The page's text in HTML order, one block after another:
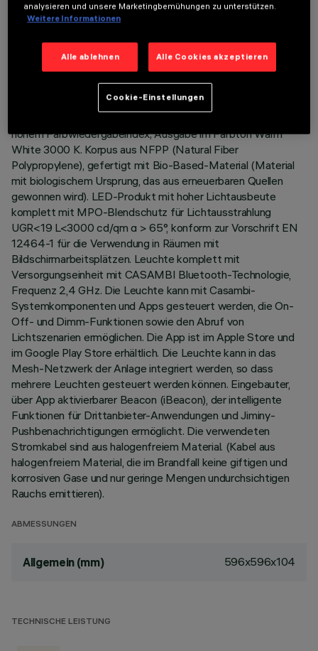
TECHNISCHE DATEN
LETZTES UPDATE: 06.08.2026
Leuchtkörper 596 x 596 mm für Pendel- oder
hohem Farbwiedergabeindex; Ausgabe im Farbton Warm
White 3000 K. Korpus aus NFPP (Natural Fiber
Polypropylene), gefertigt mit Bio-Based-Material (Material
mit biologischem Ursprung, das aus erneuerbaren Quellen
gewonnen wird). LED-Produkt mit hoher Lichtausbeute
komplett mit MPO-Blendschutz für Lichtausstrahlung
UGR<19 L<3000 cd/qm α > 65°, konform zur Vorschrift EN
12464-1 für die Verwendung in Räumen mit
Bildschirmarbeitsplätzen. Leuchte komplett mit
Versorgungseinheit mit CASAMBI Bluetooth-Technologie,
Frequenz 2,4 GHz. Die Leuchte kann mit Casambi-
Systemkomponenten und Apps gesteuert werden, die On-
Off- und Dimm-Funktionen sowie den Abruf von
Lichtszenarien ermöglichen. Die App ist im Apple Store und
im Google Play Store erhältlich. Die Leuchte kann in das
Mesh-Netzwerk der Anlage integriert werden, so dass
mehrere Leuchten gesteuert werden können. Eingebauter,
über App aktivierbarer Beacon (iBeacon), der intelligente
Funktionen für Drittanbieter-Anwendungen und Jiminy-
Pushbenachrichtigungen ermöglicht. Die verwendeten
Stromkabel sind aus halogenfreiem Material. (Kabel aus
halogenfreiem Material, die im Brandfall keine giftigen und
korrosiven Gase und nur geringe Mengen undurchsichtigen
Rauchs emittieren).
ABMESSUNGEN
Allgemein (mm) 596x596x104
TECHNISCHE LEISTUNG
analysieren und unsere Marketingbemühungen zu unterstützen.
Weitere Informationen
Alle ablehnen Alle Cookies akzeptieren
Cookie-Einstellungen